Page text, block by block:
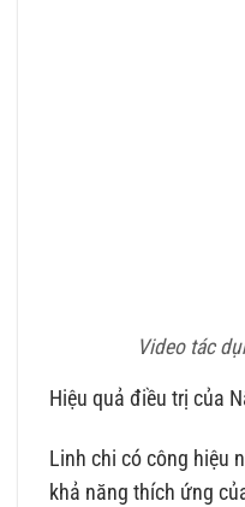
Video tác
Hiệu quả điều trị của
Linh chi có công hiệu
khả năng thích ứng